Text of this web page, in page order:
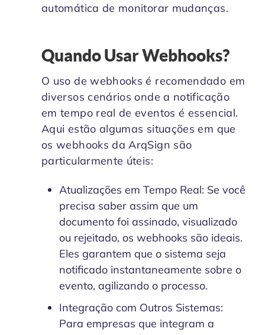
automática de monitorar mudanças.
Quando Usar Webhooks?
O uso de webhooks é recomendado em
diversos cenários onde a notificação
em tempo real de eventos é essencial.
Aqui estão algumas situações em que
os webhooks da ArqSign são
particularmente úteis:
Atualizações em Tempo Real: Se você
precisa saber assim que um
documento foi assinado, visualizado
ou rejeitado, os webhooks são ideais.
Eles garantem que o sistema seja
notificado instantaneamente sobre o
evento, agilizando o processo.
Integração com Outros Sistemas:
Para empresas que integram a